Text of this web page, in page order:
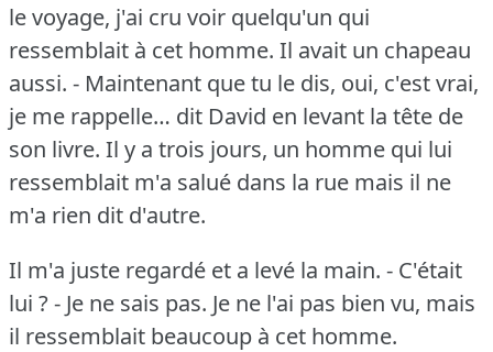
le voyage, j'ai cru voir quelqu'un qui
ressemblait à cet homme. Il avait un chapeau
aussi. - Maintenant que tu le dis, oui, c'est vrai,
je me rappelle… dit David en levant la tête de
son livre. Il y a trois jours, un homme qui lui
ressemblait m'a salué dans la rue mais il ne
m'a rien dit d'autre.
Il m'a juste regardé et a levé la main. - C'était
lui ?- Je ne sais pas. Je ne l'ai pas bien vu, mais
il ressemblait beaucoup à cet homme.